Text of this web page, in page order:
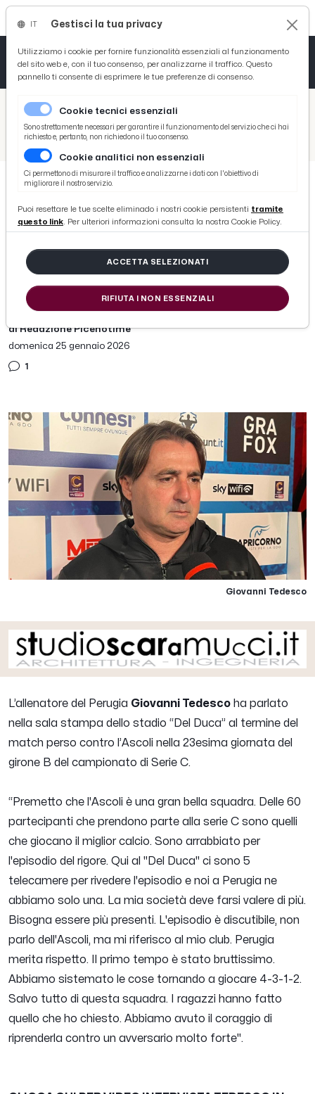
/ Picenotime
/ Ascoli Time
Ascoli-Perugia 2-1, Tedesco: ''Sono arrabbiato per l’episodio del rigore, meritiamo rispetto. Loro gran bella squadra''
Ascoli-Perugia 2-1, Tedesco: ''Sono
arrabbiato per l’episodio del
rigore, meritiamo rispetto. Loro
gran bella squadra''
di Redazione Picenotime
domenica 25 gennaio 2026
1
Giovanni Tedesco
L’allenatore del Perugia Giovanni Tedesco ha parlato
nella sala stampa dello stadio “Del Duca” al termine del
match perso contro l’Ascoli nella 23esima giornata del
girone B del campionato di Serie C.
“Premetto che l'Ascoli è una gran bella squadra. Delle 60
partecipanti che prendono parte alla serie C sono quelli
che giocano il miglior calcio. Sono arrabbiato per
l'episodio del rigore. Qui al "Del Duca" ci sono 5
telecamere per rivedere l'episodio e noi a Perugia ne
abbiamo solo una. La mia società deve farsi valere di più.
Bisogna essere più presenti. L'episodio è discutibile, non
parlo dell'Ascoli, ma mi riferisco al mio club. Perugia
merita rispetto. Il primo tempo è stato bruttissimo.
Abbiamo sistemato le cose tornando a giocare 4-3-1-2.
Salvo tutto di questa squadra. I ragazzi hanno fatto
quello che ho chiesto. Abbiamo avuto il coraggio di
riprenderla contro un avversario molto forte''.
Gestisci la tua privacy
Utilizziamo i cookie per fornire funzionalità essenziali al funzionamento
del sito web e, con il tuo consenso, per analizzarne il traffico. Questo
pannello ti consente di esprimere le tue preferenze di consenso.
Cookie tecnici essenziali
Sono strettamente necessari per garantire il funzionamento del servizio che ci hai
richiesto e, pertanto, non richiedono il tuo consenso.
Cookie analitici non essenziali
Ci permettono di misurare il traffico e analizzarne i dati con l'obiettivo di
migliorare il nostro servizio.
Puoi resettare le tue scelte eliminado i nostri cookie persistenti tramite
questo link. Per ulteriori informazioni consulta la nostra Cookie Policy.
ACCETTA SELEZIONATI
RIFIUTA I NON ESSENZIALI
Tutto News
Tutto Sport
Basket
Ciclismo
Tutto Curiosità